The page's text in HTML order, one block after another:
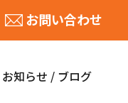
お問い合わせ
お知らせ / ブログ